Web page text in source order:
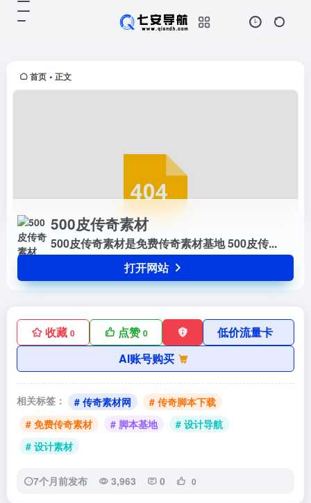
首页 • 正文
500皮传奇素材
500皮传奇素材是免费传奇素材基地 500皮传...
打开网站
收藏 0 点赞0
低价流量卡
AI账号购买
相关标签： # 传奇素材网
# 传奇脚本下载
# 免费传奇素材
# 脚本基地
# 设计导航
# 设计素材
7个月前发布 3,963 0 0